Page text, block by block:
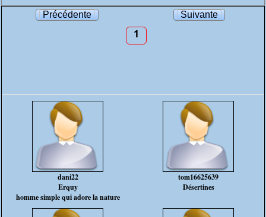
Précédente Suivante
1
dani22
Erquy
homme simple qui adore la nature
tom16625639
Désertines